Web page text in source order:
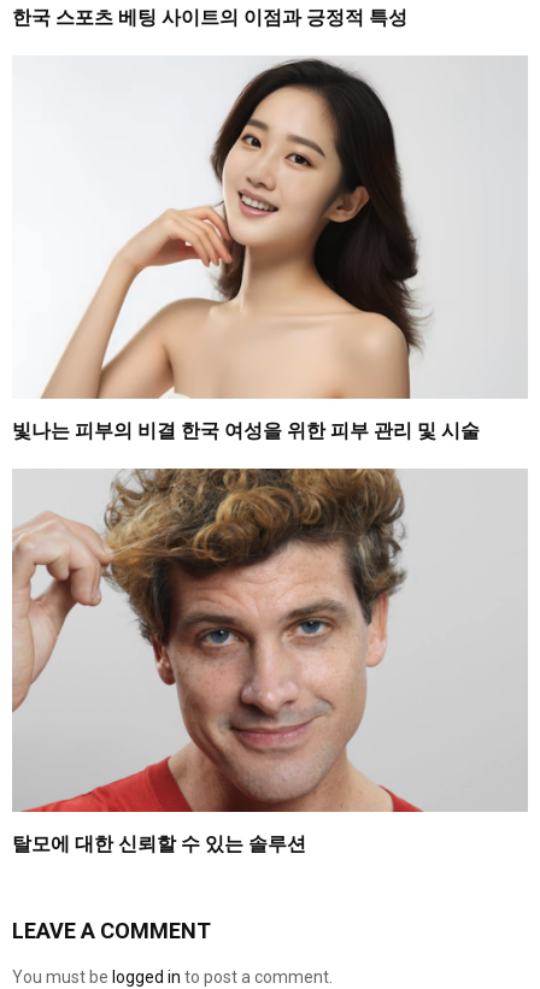
한국 스포츠 베팅 사이트의 이점과 긍정적 특성
빛나는 피부의 비결 한국 여성을 위한 피부 관리 및 시술
탈모에 대한 신뢰할 수 있는 솔루션
LEAVE A COMMENT
You must be logged in to post a comment.